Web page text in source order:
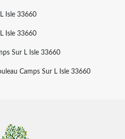
Isle 33660
Isle 33660
Sur L Isle 33660
Camps Sur L Isle 33660